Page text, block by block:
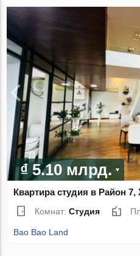
₫ 5.10 млрд.
Квартира студия в Район
Комнат:Студия
Bao Bao Land